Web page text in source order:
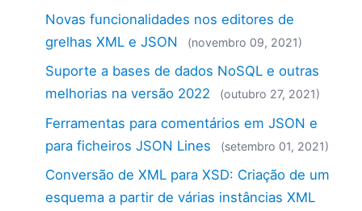
Novas funcionalidades nos editores de
grelhas XML e JSON
(novembro 09, 2021)
Suporte a bases de dados NoSQL e outras
melhorias na versão 2022
(outubro 27, 2021)
Ferramentas para comentários em JSON e
para ficheiros JSON Lines
(setembro 01, 2021)
Conversão de XML para XSD: Criação de um
esquema a partir de várias instâncias XML